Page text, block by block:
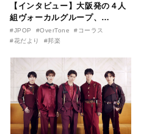
【インタビュー】大阪発の４人
組ヴォーカルグループ、
OverToneがミニAL『花だよ
り』に詰め込んだ多彩な表現
を生み出す結束力の秘密に迫
#JPOP #OverTone
#コーラス
#花だより
#邦楽